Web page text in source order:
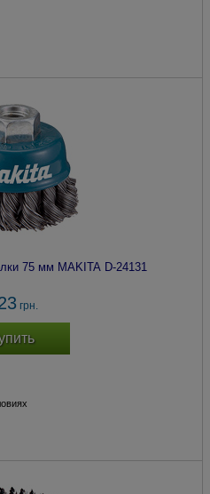
75 мм MAKITA D-24131
грн.